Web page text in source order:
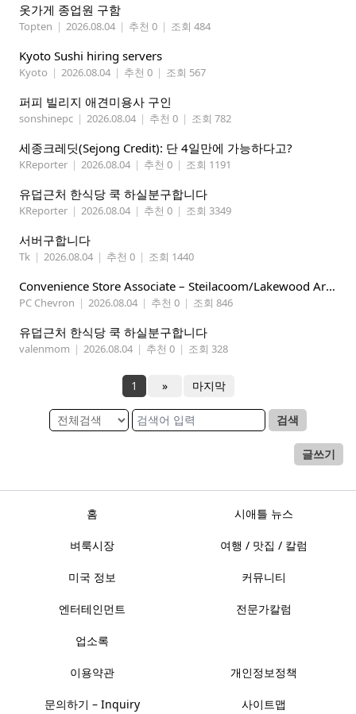
옷가게 종업원 구함
Topten | 2026.08.04 | 추천 0 | 조회 484
Kyoto Sushi hiring servers
Kyoto | 2026.08.04 | 추천 0 | 조회 567
퍼피 빌리지 애견미용사 구인
sonshinepc | 2026.08.04 | 추천 0 | 조회 782
세종크레딧(Sejong Credit): 단 4일만에 가능하다고?
KReporter | 2026.08.04 | 추천 0 | 조회 1191
유덥근처 한식당 쿡 하실분구합니다
KReporter | 2026.08.04 | 추천 0 | 조회 3349
서버구합니다
Tk | 2026.08.04 | 추천 0 | 조회 1440
Convenience Store Associate – Steilacoom/Lakewood Area, $19 -$21/hr
PC Chevron | 2026.08.04 | 추천 0 | 조회 846
유덥근처 한식당 쿡 하실분구합니다
valenmom | 2026.08.04 | 추천 0 | 조회 328
1 » 마지막
검색
글쓰기
홈 시애틀 뉴스
벼룩시장 여행 / 맛집 / 칼럼
미국 정보 커뮤니티
엔터테인먼트 전문가칼럼
업소록
이용약관 개인정보정책
문의하기 – Inquiry 사이트맵